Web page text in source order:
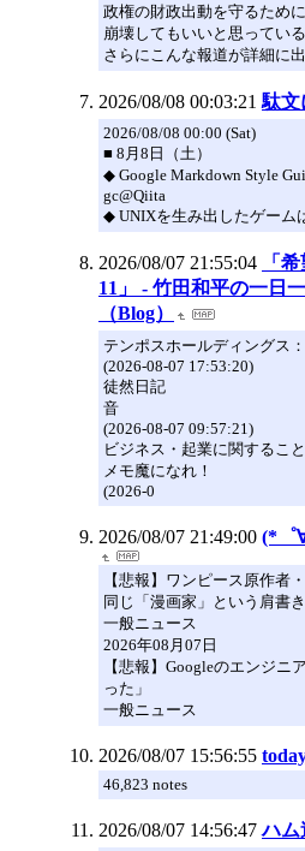
政権の財政出動を守るため
崩壊してもいいと思っている
さらにこんな報道が詳細に出
2026/08/08 00:03:21 駄文
2026/08/08 00:00 (Sat)
■ 8月8日（土）
◆ Google Markdown Style
gc@Qiita
◆ UNIXを生み出したゲーム
2026/08/07 21:55:04
「
11」 - 竹田和平の一日
（Blog）
テンポスホールディングス
(2026-08-07 17:53:20)
徒然日記
音
(2026-08-07 09:57:21)
ビジネス・起業に関すること
メモ魔になれ！
(2026-0
2026/08/07 21:49:00 (*゜
【悲報】ワンピース原作者
同じ「漫画家」という肩書
一般ニュース
2026年08月07日
【悲報】Googleのエンジニ
った」
一般ニュース
2026/08/07 15:56:55
46,823 notes
2026/08/07 14:56:47 ハム